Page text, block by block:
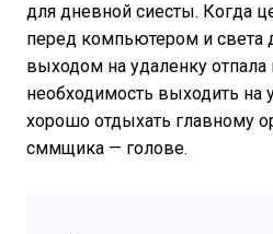
для дневной сиесты. Когда
перед компьютером и света
выходом на удаленку отпала
необходимость выходить на
хорошо отдыхать главному
сммщика — голове.